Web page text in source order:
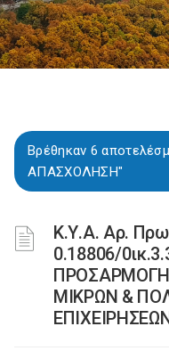
Βρέθηκαν 6
ΑΠΑΣΧΟΛΗΣΗ"
Κ.Υ.Α. Αρ.
0.18806/
ΜΙΚΡΩΝ &